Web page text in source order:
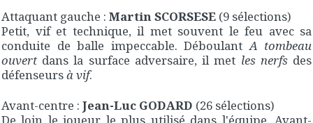
Attaquant gauche : Martin SCORSESE (9 sélections)
Petit, vif et technique, il met souvent le feu avec sa
conduite de balle impeccable. DéboulantA tombeau
ouvert dans la surface adversaire, il met les nerfsdes
défenseursà vif.
Avant-centre : Jean-Luc GODARD (26 sélections)
De loin le joueur le plus utilisé dans l'équipe. Avant-